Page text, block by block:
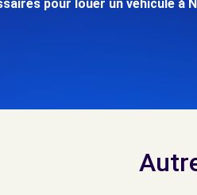
pour louer un véhicule à